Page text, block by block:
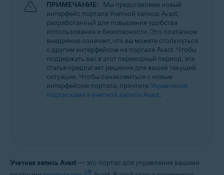
Операционные системы:
Все поддерживаемые операционные системы
ПРИМЕЧАНИЕ: Мы представляем новый
интерфейс портала Учетной записи Avast,
разработанный для повышения удобства
использования и безопасности. Это поэтапное
внедрение означает, что вы можете столкнуться
с другим интерфейсом на портале Avast. Чтобы
поддержать вас в этот переходный период, эта
статья предлагает решение для вашей текущей
ситуации. Чтобы ознакомиться с новым
интерфейсом портала, прочтите Управление
подписками в учетной записи Avast.
Учетная запись Avast— это портал для управления вашими